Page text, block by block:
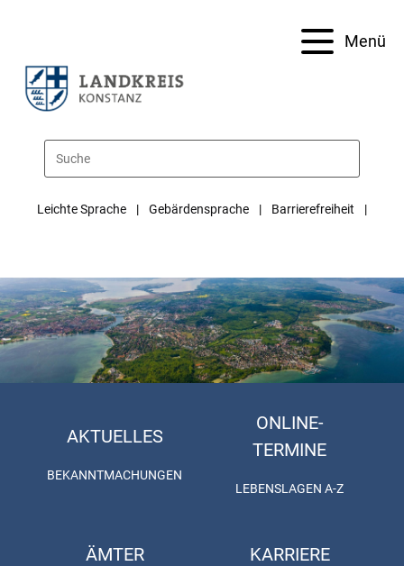
Menü
Leichte Sprache Gebärdensprache Barrierefreiheit
AKTUELLES
BEKANNTMACHUNGEN
ONLINE-
TERMINE
LEBENSLAGEN A-Z
ÄMTER KARRIERE